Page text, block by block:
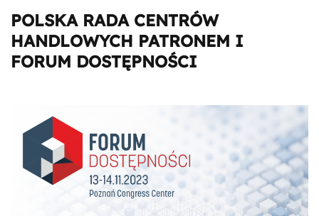
POLSKA RADA CENTRÓW
HANDLOWYCH PATRONEM I
FORUM DOSTĘPNOŚCI